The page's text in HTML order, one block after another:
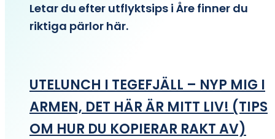
Letar du efter utflyktsips i Åre finner du
riktiga pärlor här.
UTELUNCH I TEGEFJÄLL – NYP MIG I
ARMEN, DET HÄR ÄR MITT LIV! (TIPS
OM HUR DU KOPIERAR RAKT AV)